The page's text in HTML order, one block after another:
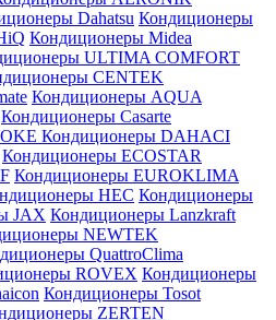
Dahatsu Кондиционеры
Кондиционеры Midea
ULTIMA COMFORT
CENTEK
Кондиционеры AQUA
Кондиционеры Casarte
Кондиционеры DAHACI
Кондиционеры ECOSTAR
Кондиционеры EUROKLIMA
HEC Кондиционеры
JAX Кондиционеры Lanzkraft
NEWTEK
QuattroClima
ROVEX Кондиционеры
Кондиционеры Tosot
ZERTEN